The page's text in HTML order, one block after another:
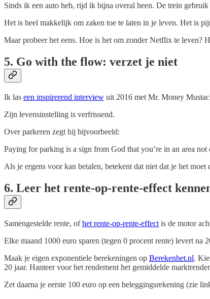
Sinds ik een auto heb, rijd ik bijna overal heen. De trein
Het is heel makkelijk om zaken toe te laten in je leven. Het is
Maar probeer het eens. Hoe is het om zonder Netflix te leven?
5. Go with the flow: verzet je niet
Ik las een inspirerend interview uit 2016 met Mr. Money
Zijn levensinstelling is verfrissend.
Over parkeren zegt hij bijvoorbeeld:
Paying for parking is a sign from God that you’re in an area
Als je ergens voor kan betalen, betekent dat niet dat je het
6. Leer het rente-op-rente-effect
Samengestelde rente, ofhet rente-op-rente-effect is de motor
Elke maand 1000 euro sparen (tegen 0 procent rente) levert na
Maak je eigen exponentiele berekeningen op Berekenhet.nl.
20 jaar. Hanteer voor het rendement het gemiddelde
Zet daarna je eerste 100 euro op een beleggingsrekening (zie